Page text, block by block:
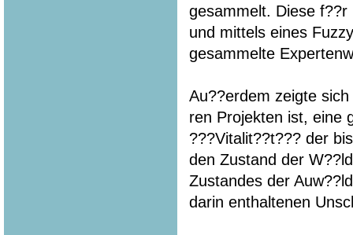
gesammelt. Diese
und mittels eines
gesammelte
Au??erdem zeigte
ren Projekten ist, eine
???Vitalit??t??? der
den Zustand der
Zustandes der
darin enthaltenen